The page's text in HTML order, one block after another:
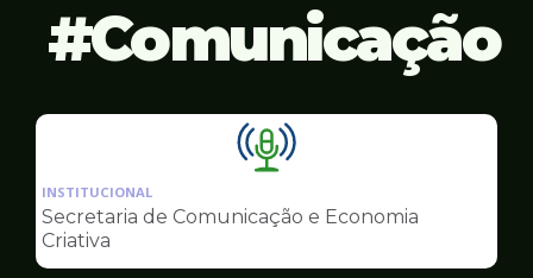
Comunicação
Ilustração
pagina
Comunicação
INSTITUCIONAL
Secretaria de Comunicação e Economia
Criativa